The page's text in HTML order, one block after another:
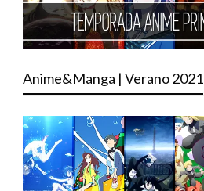
Anime&Manga | Verano 2021